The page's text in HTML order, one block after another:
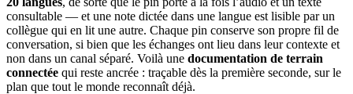
consultable — et une note dictée dans une langue est lisible par un
collègue qui en lit une autre. Chaque pin conserve son propre fil de
conversation, si bien que les échanges ont lieu dans leur contexte et
non dans un canal séparé. Voilà une documentation de terrain
connectée qui reste ancrée : traçable dès la première seconde, sur le
plan que tout le monde reconnaît déjà.